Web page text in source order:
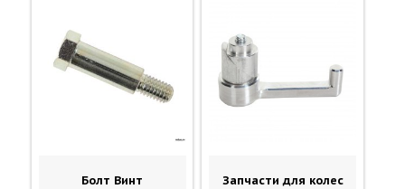
Болт Винт Запчасти для колес